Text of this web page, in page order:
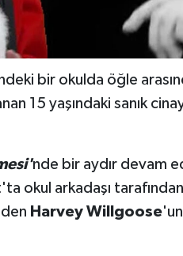
bir okulda öğle
15 yaşındaki sanık
nde bir aydır devam
okul arkadaşı
Harvey Willgoose